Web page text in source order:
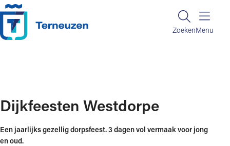
Ga naar de inhoud
ZoekenZoeken
Menu
Dijkfeesten Westdorpe
Een jaarlijks gezellig dorpsfeest. 3 dagen vol vermaak voor jong
en oud.